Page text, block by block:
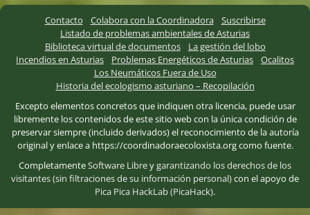
Contacto Colabora con la Coordinadora
Suscribirse
Listado de problemas ambientales de Asturias
Biblioteca virtual de documentos
La gestión del lobo
Incendios en Asturias
Problemas Energéticos de Asturias
Ocalitos
Los Neumáticos Fuera de Uso
Historia del ecologismo asturiano – Recopilación
Excepto elementos concretos que indiquen otra licencia, puede usar
libremente los contenidos de este sitio web con la única condición de
preservar siempre (incluido derivados) el reconocimiento de la autoría
original y enlace a https://coordinadoraecoloxista.org como fuente.
CompletamenteSoftware Libreygarantizando los derechos de los
visitantes (sin filtraciones de su información personal)con el apoyo de
Pica Pica HackLab (PicaHack).